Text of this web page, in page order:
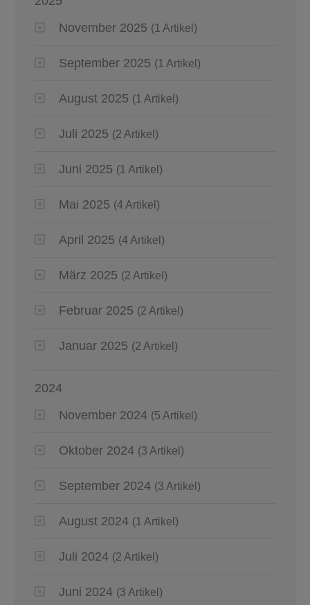
November 2025 (1 Artikel)
September 2025 (1 Artikel)
August 2025 (1 Artikel)
Juli 2025 (2 Artikel)
Juni 2025 (1 Artikel)
Mai 2025 (4 Artikel)
April 2025 (4 Artikel)
März 2025 (2 Artikel)
Februar 2025 (2 Artikel)
Januar 2025 (2 Artikel)
2024
November 2024 (5 Artikel)
Oktober 2024 (3 Artikel)
September 2024 (3 Artikel)
August 2024 (1 Artikel)
Juli 2024 (2 Artikel)
Juni 2024 (3 Artikel)